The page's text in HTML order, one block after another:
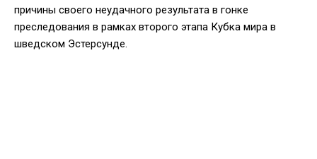
причины своего неудачного результата в гонке
преследования в рамках второго этапа Кубка мира в
шведском Эстерсунде.